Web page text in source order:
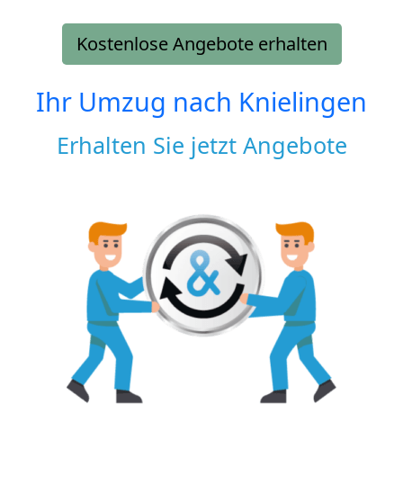
Kostenlose Angebote erhalten
Ihr Umzug nach Knielingen
Erhalten Sie jetzt Angebote